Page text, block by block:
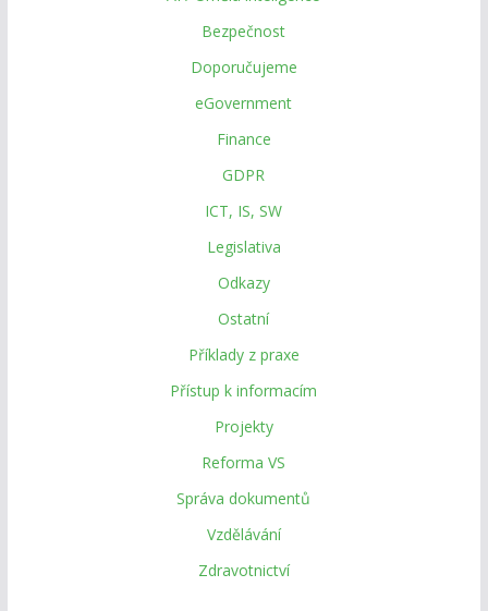
Bezpečnost
Doporučujeme
eGovernment
Finance
GDPR
ICT, IS, SW
Legislativa
Odkazy
Ostatní
Příklady z praxe
Přístup k informacím
Projekty
Reforma VS
Správa dokumentů
Vzdělávání
Zdravotnictví